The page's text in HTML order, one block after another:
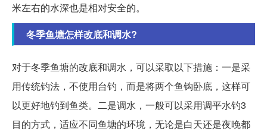
米左右的水深也是相对安全的。
冬季鱼塘怎样改底和调水?
对于冬季鱼塘的改底和调水，可以采取以下措施：一是采
用传统钓法，不使用台钓，而是将两个鱼钩卧底，这样可
以更好地钓到鱼类。二是调水，一般可以采用调平水钓3
目的方式，适应不同鱼塘的环境，无论是白天还是夜晚都